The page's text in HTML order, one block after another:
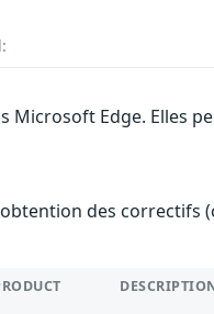
Microsoft Edge. Elles
des correctifs